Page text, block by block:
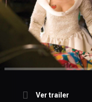
Ver trailer